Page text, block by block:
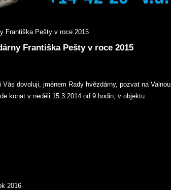
Františka Pešty v roce 2015
Františka Pešty v roce 2015
dovoluji, jménem Rady hvězdárny, pozvat na Valnou
konat v neděli 15.3.2014 od 9 hodin, v objektu
2016